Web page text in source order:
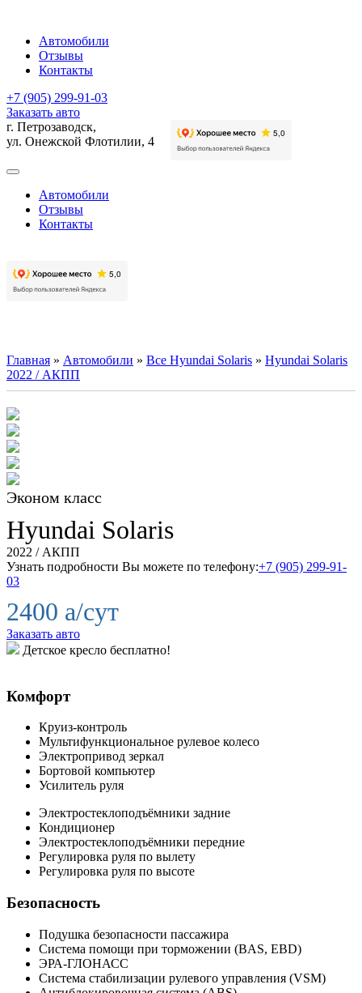
Автомобили
Отзывы
Контакты
+7 (905) 299-91-03
Заказать авто
г. Петрозаводск,
ул. Онежской Флотилии, 4
Автомобили
Отзывы
Контакты
Главная » Автомобили » Все Hyundai Solaris » Hyundai Solaris
2022 / АКПП
Эконом класс
Hyundai Solaris
2022 / АКПП
Узнать подробности Вы можете по телефону:+7 (905) 299-91-
03
2400 a/сут
Заказать авто
Детское кресло бесплатно!
Комфорт
Круиз-контроль
Мультифункциональное рулевое колесо
Электропривод зеркал
Бортовой компьютер
Усилитель руля
Электростеклоподъёмники задние
Кондиционер
Электростеклоподъёмники передние
Регулировка руля по вылету
Регулировка руля по высоте
Безопасность
Подушка безопасности пассажира
Система помощи при торможении (BAS, EBD)
ЭРА-ГЛОНАСС
Система стабилизации рулевого управления (VSM)